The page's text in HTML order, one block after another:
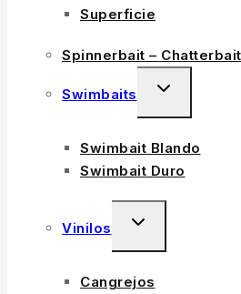
Superficie
Spinnerbait – Chatterbait
Swimbaits
Swimbait Blando
Swimbait Duro
Vinilos
Cangrejos